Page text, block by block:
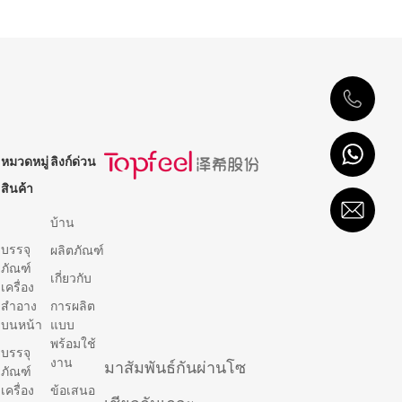
หมวดหมู่
สินค้า
บรรจุ
ภัณฑ์
เครื่อง
สำอาง
บนหน้า
บรรจุ
ภัณฑ์
เครื่อง
ลิงก์ด่วน
บ้าน
ผลิตภัณฑ์
เกี่ยวกับ
การผลิต
แบบ
พร้อมใช้
งาน
ข้อเสนอ
มาสัมพันธ์กันผ่านโซ